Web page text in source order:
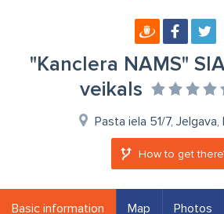
"Kanclera NAMS"
veikals
Pasta iela 51/7, Jelgava,
How to get
Basic information Map Photos